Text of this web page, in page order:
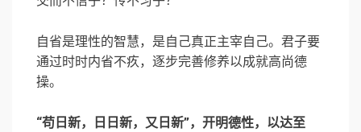
自省是理性的智慧，是自己真正主宰自己。君子要
通过时时内省不疚，逐步完善修养以成就高尚德
操。
“苟日新，日日新，又日新”，开明德性，以达至